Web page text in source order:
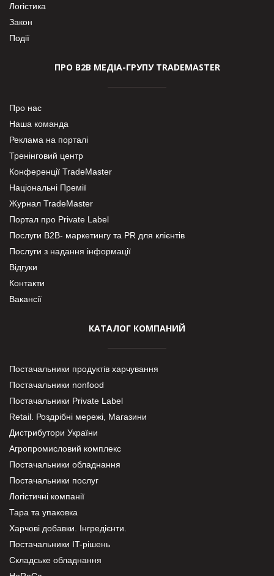
Логістика
Закон
Події
ПРО В2В МЕДІА-ГРУПУ TRADEMASTER
Про нас
Наша команда
Реклама на порталі
Тренінговий центр
Конференції TradeMaster
Національні Премії
Журнал TradeMaster
Портал про Private Label
Послуги В2В- маркетингу та PR для клієнтів
Послуги з надання інформації
Відгуки
Контакти
Вакансії
КАТАЛОГ КОМПАНИЙ
Постачальники продуктів харчування
Постачальники nonfood
Постачальники Private Label
Retail. Роздрібні мережі, Магазини
Дистрибутори України
Агропромисловий комплекс
Постачальники обладнання
Постачальники послуг
Логістичні компанії
Тара та упаковка
Харчові добавки. Інгредієнти.
Постачальники IT-рішень
Складське обладнання